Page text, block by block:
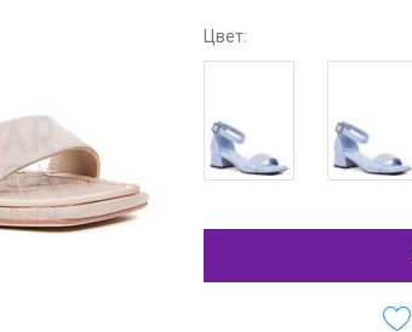
Цвет: